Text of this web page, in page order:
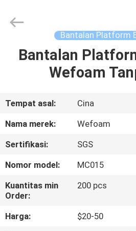
RUMAH
VIDEO
TENTANG
KAMI
TUR
PABRIK
Reserved.
Developed
Bantalan Platform
Bantalan
Wefoam
Tempat asal:
Cina
Nama merek:
Wefoam
Sertifikasi:
SGS
Nomor model:
MC015
Kuantitas min
Order:
200 pcs
Harga:
$20-50